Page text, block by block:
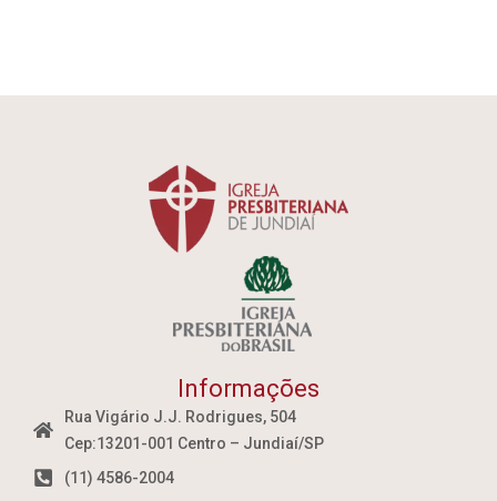
Informações
Rua Vigário J.J. Rodrigues, 504
Cep:13201-001 Centro – Jundiaí/SP
(11) 4586-2004